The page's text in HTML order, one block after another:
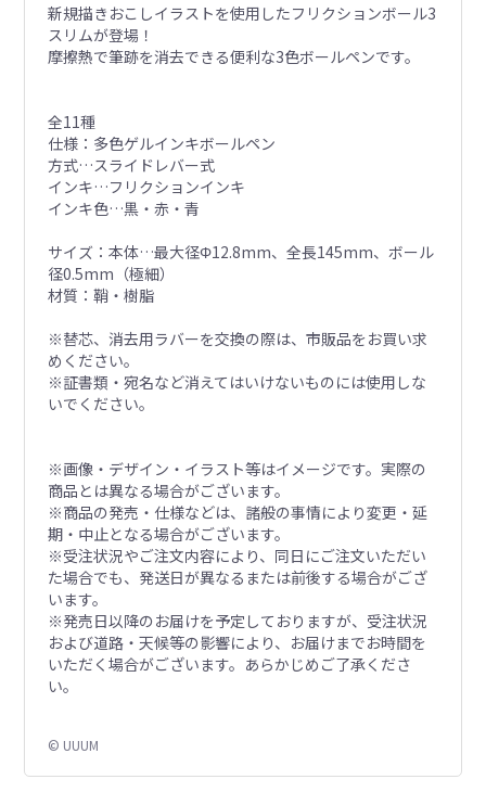
新規描きおこしイラストを使用したフリクションボール3
スリムが登場！
摩擦熱で筆跡を消去できる便利な3色ボールペンです。
全11種
仕様：多色ゲルインキボールペン
方式…スライドレバー式
インキ…フリクションインキ
インキ色…黒・赤・青
サイズ：本体…最大径Φ12.8mm、全長145mm、ボール
径0.5mm（極細）
材質：鞘・樹脂
※替芯、消去用ラバーを交換の際は、市販品をお買い求
めください。
※証書類・宛名など消えてはいけないものには使用しな
いでください。
※画像・デザイン・イラスト等はイメージです。実際の
商品とは異なる場合がございます。
※商品の発売・仕様などは、諸般の事情により変更・延
期・中止となる場合がございます。
※受注状況やご注文内容により、同日にご注文いただい
た場合でも、発送日が異なるまたは前後する場合がござ
います。
※発売日以降のお届けを予定しておりますが、受注状況
および道路・天候等の影響により、お届けまでお時間を
いただく場合がございます。あらかじめご了承くださ
い。
© UUUM